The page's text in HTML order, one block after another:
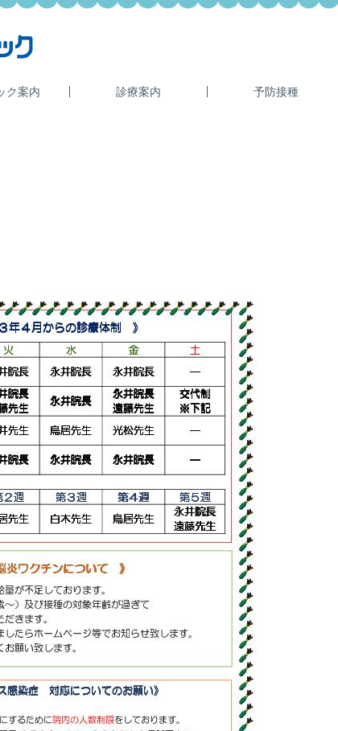
ク案内 診療案内 予防接種